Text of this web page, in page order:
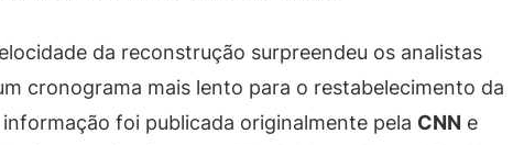
da reconstrução surpreendeu os analistas
cronograma mais lento para o restabelecimento da
foi publicada originalmente pela CNN e